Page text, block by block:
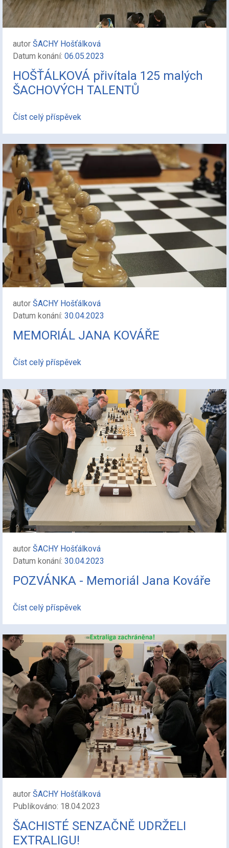
autor ŠACHY Hošťálková
Datum konání: 06.05.2023
HOŠŤÁLKOVÁ přivítala 125 malých
ŠACHOVÝCH TALENTŮ
Číst celý příspěvek
autor ŠACHY Hošťálková
Datum konání: 30.04.2023
MEMORIÁL JANA KOVÁŘE
Číst celý příspěvek
autor ŠACHY Hošťálková
Datum konání: 30.04.2023
POZVÁNKA - Memoriál Jana Kováře
Číst celý příspěvek
autor ŠACHY Hošťálková
Publikováno: 18.04.2023
ŠACHISTÉ SENZAČNĚ UDRŽELI
EXTRALIGU!